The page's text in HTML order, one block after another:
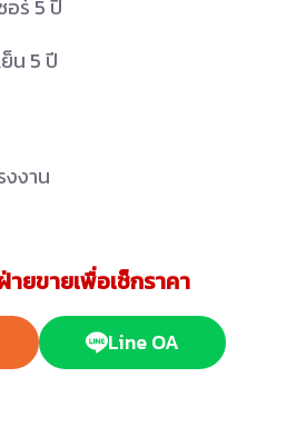
อร์ 5 ปี
น 5 ปี
งงาน
ยขายเพื่อเช็กราคา
Line OA